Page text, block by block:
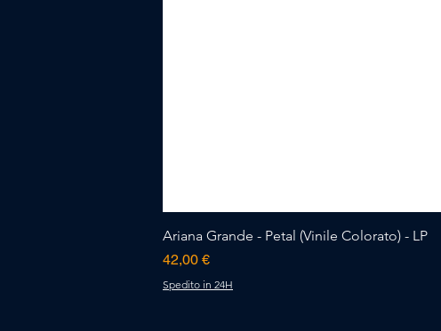
Ariana Grande - Petal (Vinile Colorato) - LP
Prezzo
42,00 €
Spedito in 24H